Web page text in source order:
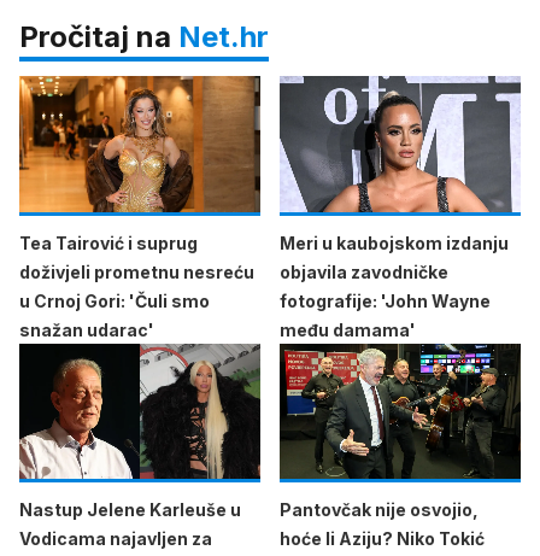
Pročitaj na Net.hr
Tea Tairović i suprug
doživjeli prometnu nesreću
u Crnoj Gori: 'Čuli smo
snažan udarac'
Meri u kaubojskom izdanju
objavila zavodničke
fotografije: 'John Wayne
među damama'
Nastup Jelene Karleuše u
Vodicama najavljen za
Pantovčak nije osvojio,
hoće li Aziju? Niko Tokić